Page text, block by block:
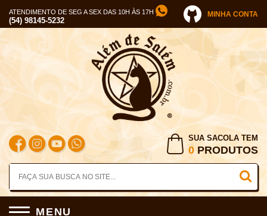
ATENDIMENTO DE SEG A SEX DAS 10H ÀS 17H
(54) 98145-5232
MINHA CONTA
SUA SACOLA TEM
0 PRODUTOS
MENU